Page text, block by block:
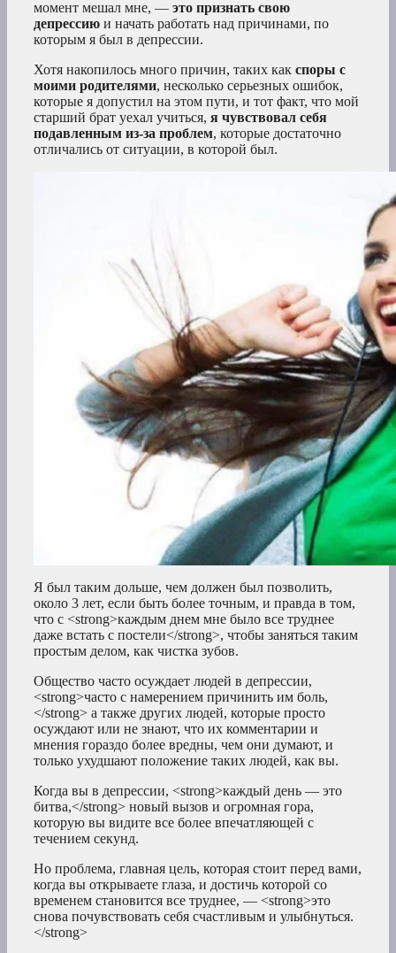
момент мешал мне, — это признать свою
депрессию и начать работать над причинами, по
которым я был в депрессии.
Хотя накопилось много причин, таких как споры с
моими родителями, несколько серьезных ошибок,
которые я допустил на этом пути, и тот факт, что мой
старший брат уехал учиться, я чувствовал себя
подавленным из-за проблем, которые достаточно
отличались от ситуации, в которой был.
Я был таким дольше, чем должен был позволить,
около 3 лет, если быть более точным, и правда в том,
что с <strong>каждым днем мне было все труднее
даже встать с постели</strong>, чтобы заняться таким
простым делом, как чистка зубов.
Общество часто осуждает людей в депрессии,
<strong>часто с намерением причинить им боль,
</strong> а также других людей, которые просто
осуждают или не знают, что их комментарии и
мнения гораздо более вредны, чем они думают, и
только ухудшают положение таких людей, как вы.
Когда вы в депрессии, <strong>каждый день — это
битва,</strong> новый вызов и огромная гора,
которую вы видите все более впечатляющей с
течением секунд.
Но проблема, главная цель, которая стоит перед вами,
когда вы открываете глаза, и достичь которой со
временем становится все труднее, — <strong>это
снова почувствовать себя счастливым и улыбнуться.
</strong>